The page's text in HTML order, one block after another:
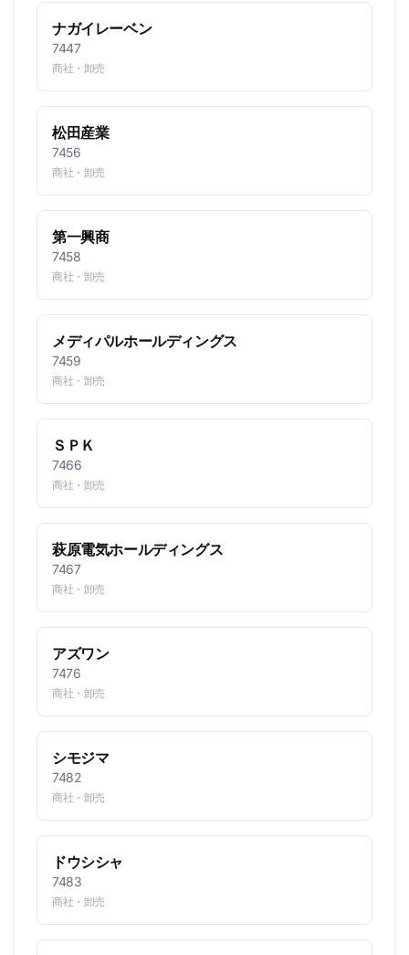
ナガイレーベン
7447
商社・卸売
松田産業
7456
商社・卸売
第一興商
7458
商社・卸売
メディパルホールディングス
7459
商社・卸売
ＳＰＫ
7466
商社・卸売
萩原電気ホールディングス
7467
商社・卸売
アズワン
7476
商社・卸売
シモジマ
7482
商社・卸売
ドウシシャ
7483
商社・卸売